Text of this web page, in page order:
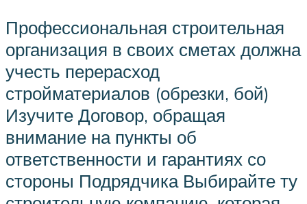
Профессиональная строительная
организация в своих сметах должна
учесть перерасход
стройматериалов (обрезки, бой)
Изучите Договор, обращая
внимание на пункты об
ответственности и гарантиях со
стороны Подрядчика Выбирайте ту